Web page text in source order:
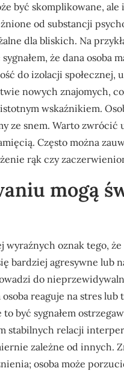
być skomplikowane,
od substancji
dla bliskich. Na
że dana osoba
do izolacji
nowych znajomych,
wskaźnikiem.
ze snem. Warto
Często można
rąk czy
mogą
oznak tego,
bardziej agresywne lub
do
reaguje na stres lub
być sygnałem
stabilnych relacji
zależne od innych.
osoba może